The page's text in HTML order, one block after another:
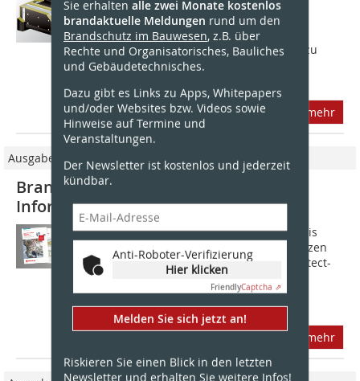
Sie erhalten alle zwei Monate kostenlos
brandaktuelle Meldungen rund um den
Brandschutz im Bauwesen, z.B. über
Rechte und Organisatorisches, Bauliches
und Gebäudetechnisches.
Dazu gibt es Links zu Apps, Whitepapers
und/oder Websites bzw. Videos sowie
Hinweise auf Termine und
Veranstaltungen.
Der Newsletter ist kostenlos und jederzeit
kündbar.
Anti-Roboter-Verifizierung
Hier klicken
FriendlyCaptcha ⇗
Melden Sie sich jetzt an!
Riskieren Sie einen Blick in den letzten
Newsletter und erhalten Sie weitere Infos!
Duct Board 90 von Rockwool sind
Lüftungskanäle aus Stahlblech
platzsparend und auch nachträglich zu
isolieren. Es entsteht eine schlanke
mehr
Ausgabe 01/2022
Brandschutz im Stahlbau – eine
Informationsoffensive
Für die feuerbeständige Bekleidung bis
F180 im Stahl- und Stahlbetonbau setzen
viele Fachbetriebe auf ­Conlit Steelprotect-
Dämmplatten und Conlit Steelprotect
mehr